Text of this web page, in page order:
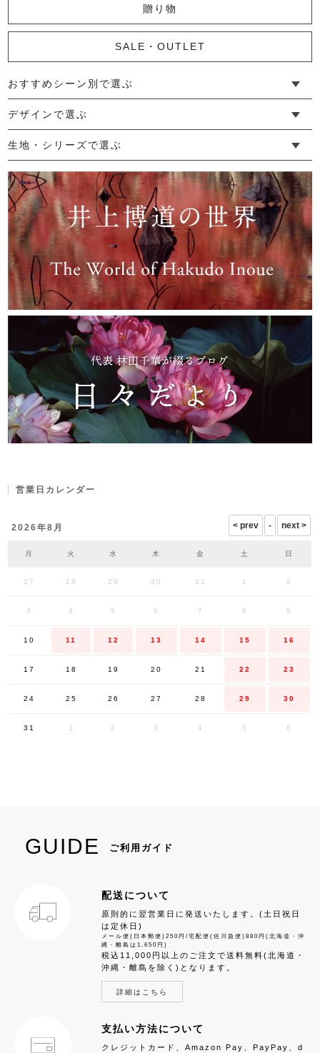
1,760円
ネックストラップルーペ
2,200円 (税込)
贈り物
SALE・OUTLET
おすすめシーン別で選ぶ
└ 新生活
└ 和装
└ 旅行
└ 快眠
└ お祝い
デザインで選ぶ
└ ゆったりデザイン
└ 小柄さんにおすすめデザイン
└ 袖付きデザイン
└ メンズ・ユニセックスデザイン
└ 暮らしの黒色特集
生地・シリーズで選ぶ
└ 手紬手織り麻
└ 先染め麻
└ からみ織
└ グレーズリネン
└ 綿麻帆布
└ リネンツイード
└ リネンハンプ
└ ざっくり麻
└ オーガニックの蚊帳
└ かやキノミシリーズ
└ ふちどりシリーズ
└ 花紋シリーズ
└ 小紋シリーズ
└ 華わびシリーズ
└ 波ステッチシリーズ
└ あゆみ鹿シリーズ
└ 森の鹿シリーズ
└ まほろばシリーズ
└ 刺し子渦シリーズ
└ 革の水玉シリーズ
└ 新ビオシリーズ
営業日カレンダー
2026年8月
月 火 水 木 金 土 日
27 28 29 30 31 1 2
3 4 5 6 7 8 9
10 11 12 13 14 15 16
17 18 19 20 21 22 23
24 25 26 27 28 29 30
31 1 2 3 4 5 6
GUIDE ご利用ガイド
配送について
原則的に翌営業日に発送いたします。(土日祝日
は定休日)
メール便(日本郵便)250円/宅配便(佐川急便)880円(北海道・沖
縄・離島は1,650円)
税込11,000円以上のご注文で送料無料(北海道・
沖縄・離島を除く)となります。
詳細はこちら
支払い方法について
クレジットカード、Amazon Pay、PayPay、d